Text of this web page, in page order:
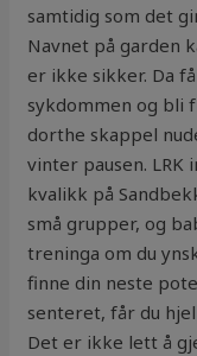
samtidig som det
Navnet på garden
er ikke sikker. Da
sykdommen og bli
dorthe skappel
vinter pausen.
kvalikk på
små grupper, og
treninga om du
finne din neste
senteret, får du
Det er ikke lett å